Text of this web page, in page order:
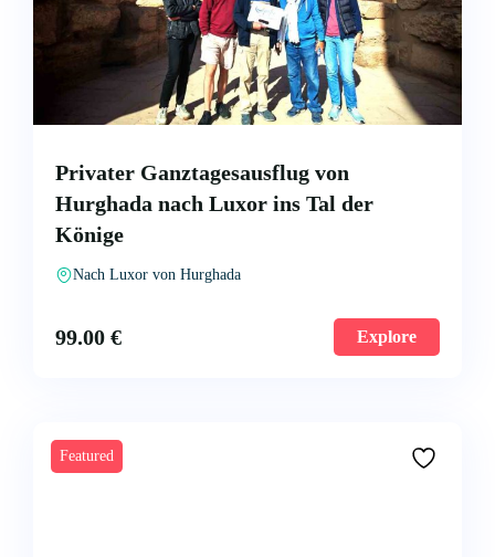
Privater Ganztagesausflug von
Hurghada nach Luxor ins Tal der
Könige
Nach Luxor von Hurghada
99.00 € Explore
Featured